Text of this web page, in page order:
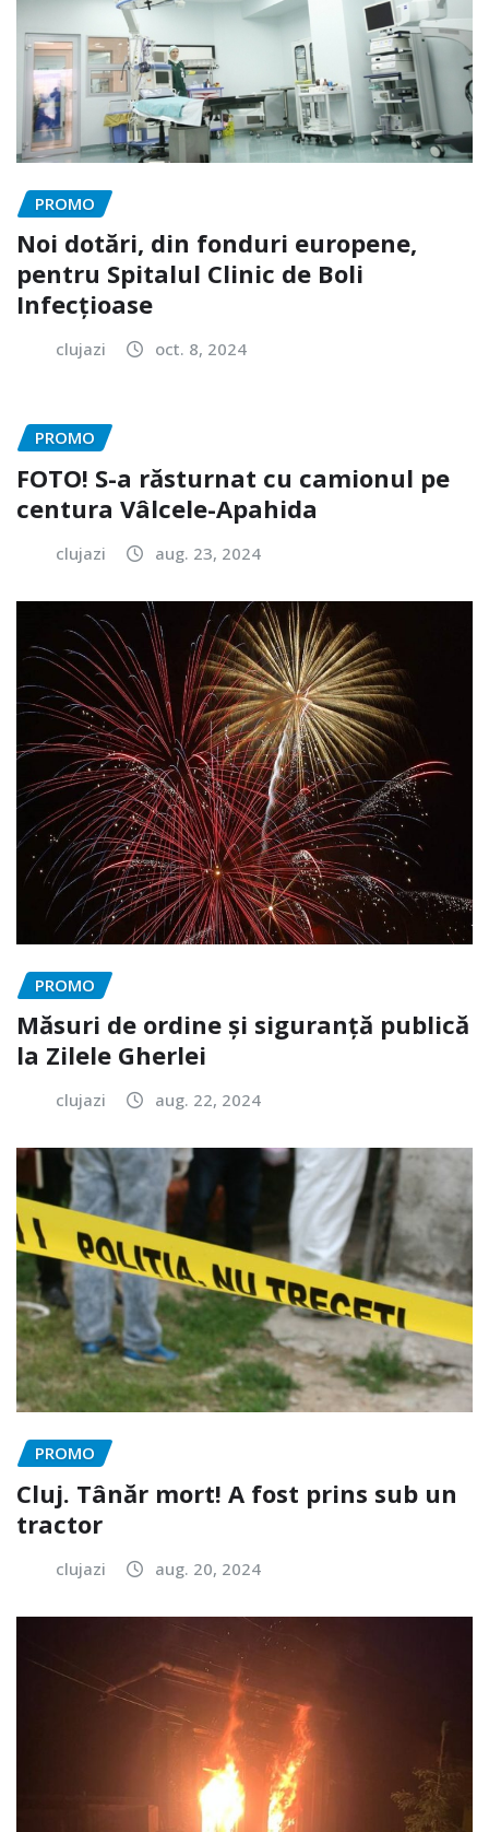
PROMO
Noi dotări, din fonduri europene,
pentru Spitalul Clinic de Boli
Infecțioase
clujazi oct. 8, 2024
PROMO
FOTO! S-a răsturnat cu camionul pe
centura Vâlcele-Apahida
clujazi aug. 23, 2024
PROMO
Măsuri de ordine și siguranță publică
la Zilele Gherlei
clujazi aug. 22, 2024
PROMO
Cluj. Tânăr mort! A fost prins sub un
tractor
clujazi aug. 20, 2024